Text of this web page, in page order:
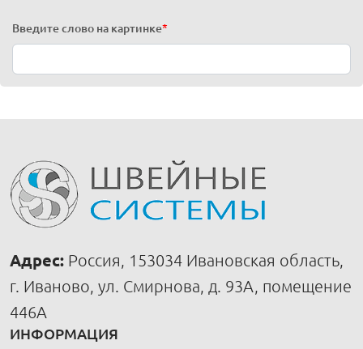
Введите слово на картинке*
Адрес: Россия, 153034 Ивановская область,
г. Иваново, ул. Смирнова, д. 93А, помещение
446А
ИНФОРМАЦИЯ